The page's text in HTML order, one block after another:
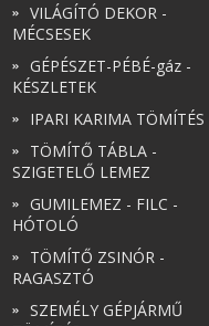
VILÁGÍTÓ DEKOR -
MÉCSESEK
GÉPÉSZET-PÉBÉ-gáz -
KÉSZLETEK
IPARI KARIMA TÖMÍTÉS
TÖMÍTŐ TÁBLA -
SZIGETELŐ LEMEZ
GUMILEMEZ - FILC -
HÓTOLÓ
TÖMÍTŐ ZSINÓR -
RAGASZTÓ
SZEMÉLY GÉPJÁRMŰ